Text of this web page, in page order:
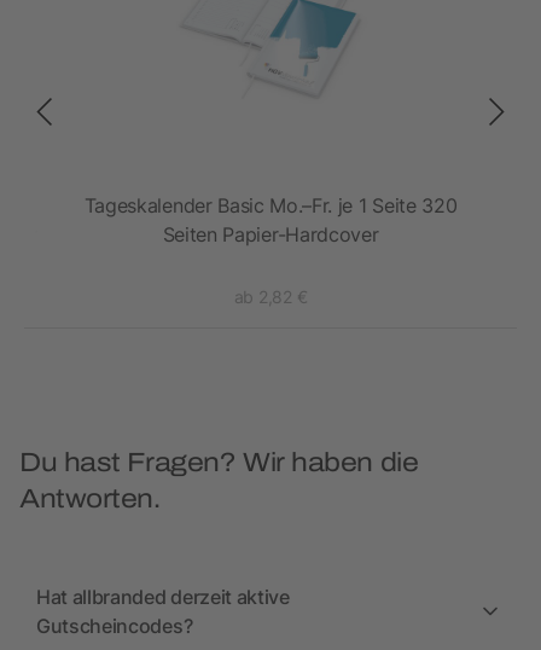
Tageskalender Basic Mo.–Fr. je 1 Seite 320
Seiten Papier-Hardcover
ab 2,82 €
Du hast Fragen? Wir haben die
Antworten.
Hat allbranded derzeit aktive
Gutscheincodes?